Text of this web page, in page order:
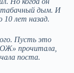
табачный дым. И
10 лет назад.
Пусть это
прочитала,
поста.